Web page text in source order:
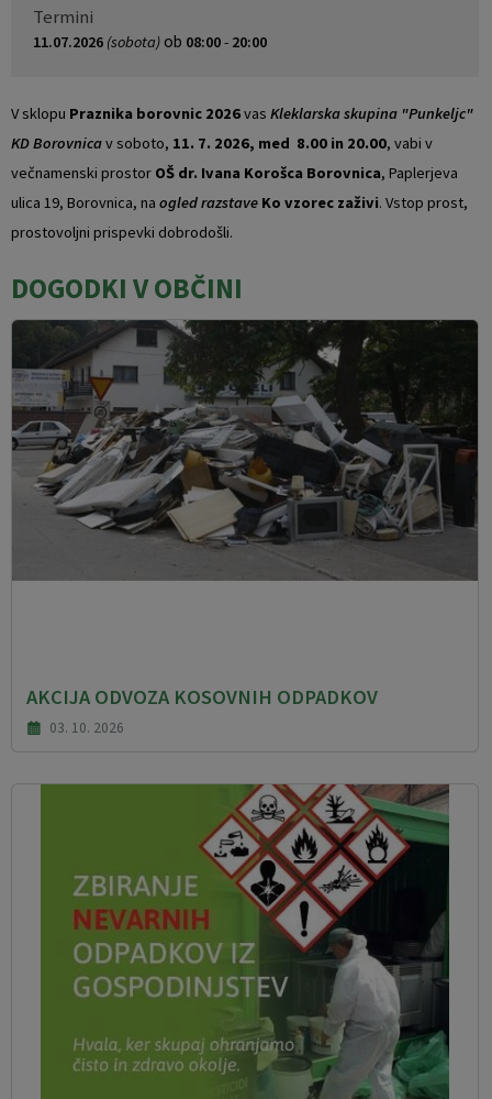
Termini
11.07.2026 (sobota) ob 08:00- 20:00
V sklopu Praznika borovnic 2026vas Kleklarska skupina "Punkeljc"
KD Borovnicav soboto, 11. 7. 2026, med 8.00 in 20.00, vabi v
večnamenski prostor OŠ dr. Ivana Korošca Borovnica, Paplerjeva
ulica 19, Borovnica, na ogled razstave Ko vzorec zaživi. Vstop prost,
prostovoljni prispevki dobrodošli.
DOGODKI V OBČINI
AKCIJA ODVOZA KOSOVNIH ODPADKOV
03. 10. 2026